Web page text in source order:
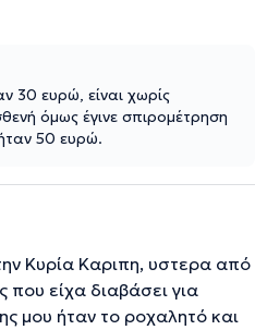
30 ευρώ, είναι χωρίς
όμως έγινε σπιρομέτρηση
50 ευρώ.
Κυρία Καριπη, υστερα από
που είχα διαβάσει για
μου ήταν το ροχαλητό και